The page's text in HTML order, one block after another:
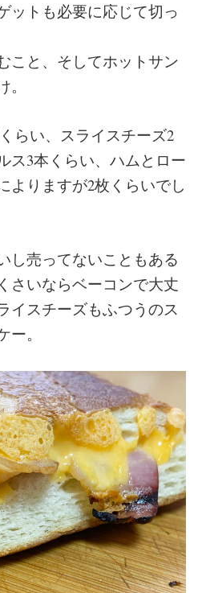
ットも必要に応じて切っ
こと、そしてホットサン
らい、スライスチーズ2
ス3本くらい、ハムとロー
よりますが2枚くらいでし
し売ってないこともある
さいならベーコンで大丈
イスチーズもふつうのス
。